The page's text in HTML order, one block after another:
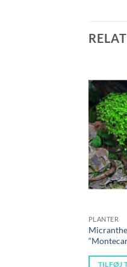
PLANTER
TILFØJ